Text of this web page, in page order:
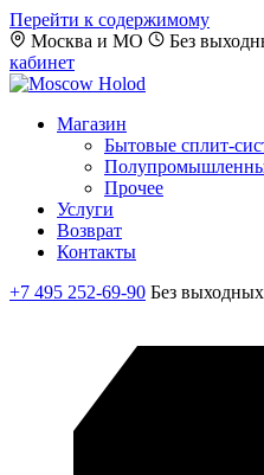
Перейти к содержимому
Москва и МО
Без
кабинет
Магазин
Бытовые сплит-
Прочее
Услуги
Возврат
Контакты
+7 495 252-69-90 Без